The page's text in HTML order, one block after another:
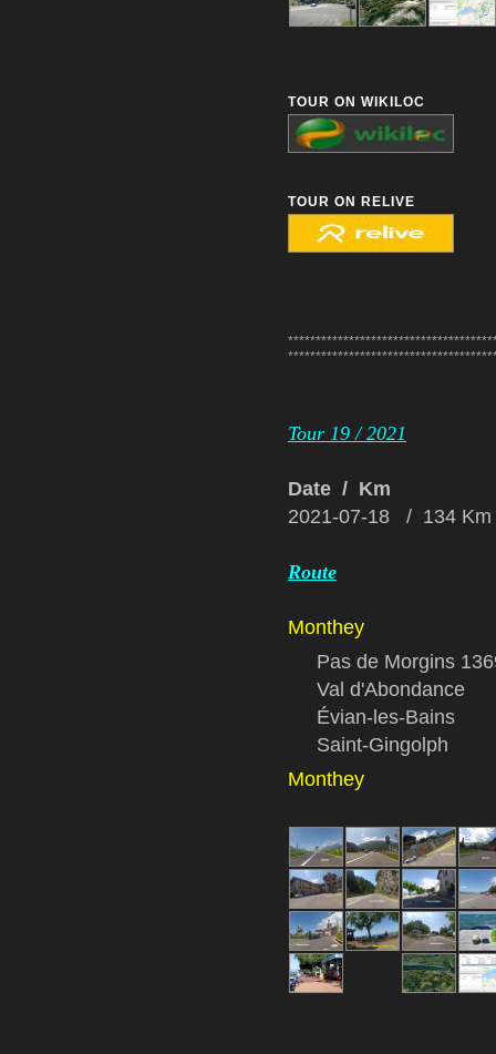
TOUR ON WIKILOC
TOUR ON RELIVE
Tour 19 / 2021
Date / Km
2021-07-18 / 134 Km
Route
Monthey
Pas de Morgins
Val d'Abondance
Évian-les-Bains
Saint-Gingolph
Monthey